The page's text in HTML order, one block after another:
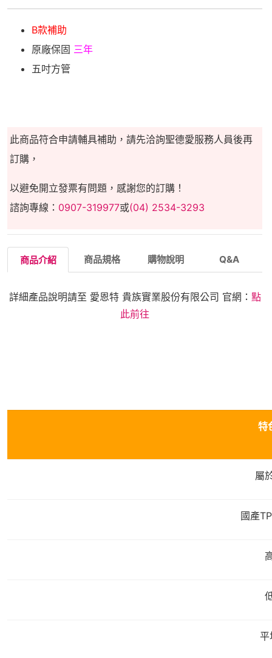
B款補助
原廠保固 三年
五吋方管
此商品符合申請輔具補助，請先洽詢聖德愛服務人員後再
訂購，
以避免開立發票有問題，感謝您的訂購！
諮詢專線： 0907-319977或(04) 2534-3293
商品介紹 商品規格 購物說明 Q&A
詳細產品說明請至 愛恩特 貴族實業股份有限公司 官網： 點
此前往
特
屬
國產
平